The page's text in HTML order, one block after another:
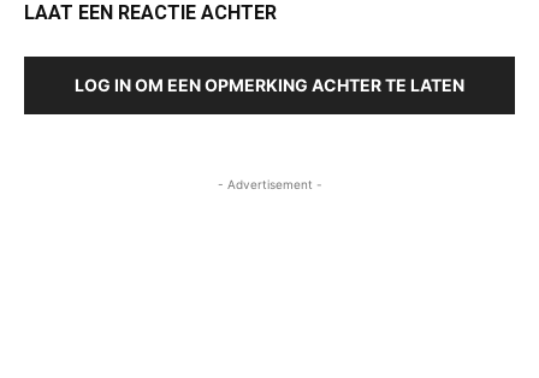
LAAT EEN REACTIE ACHTER
LOG IN OM EEN OPMERKING ACHTER TE LATEN
- Advertisement -